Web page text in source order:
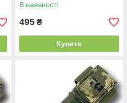
В наявності
495 ₴
Купити